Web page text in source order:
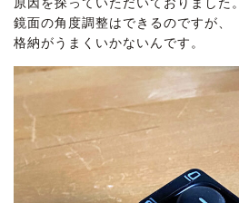
鏡面の角度調整はできるのですが、
格納がうまくいかないんです。